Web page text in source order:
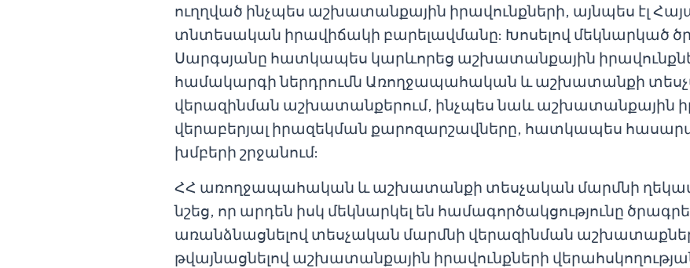
ուղղված ինչպես աշխատանքային իրավունքների, այնպես էլ
տնտեսական իրավիճակի բարելավմանը: Խոսելով մեկնարկած
Սարգսյանը հատկապես կարևորեց աշխատանքային
համակարգի ներդրումն Առողջապահական և աշխատանքի
վերազինման աշխատանքերում, ինչպես նաև աշխատանքային
վերաբերյալ իրազեկման քարոզարշավները, հատկապես
խմբերի շրջանում:
ՀՀ առողջապահական և աշխատանքի տեսչական մարմնի
նշեց, որ արդեն իսկ մեկնարկել են համագործակցությունը
առանձնացնելով տեսչական մարմնի վերազինման
թվայնացնելով աշխատանքային իրավունքների